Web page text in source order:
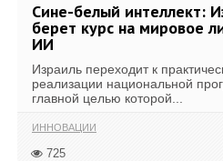
Сине-белый интеллект:
берет курс на мировое
ИИ
Израиль переходит к
реализации национальной
главной целью которой...
ИННОВАЦИИ
725